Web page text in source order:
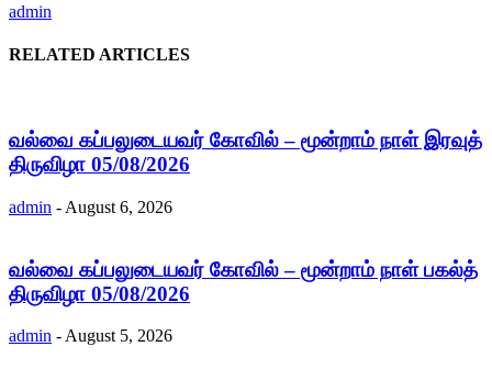
admin
RELATED ARTICLES
வல்வை கப்பலுடையவர் கோவில் – மூன்றாம் நாள் இரவுத்
திருவிழா 05/08/2026
admin - August 6, 2026
வல்வை கப்பலுடையவர் கோவில் – மூன்றாம் நாள் பகல்த்
திருவிழா 05/08/2026
admin - August 5, 2026